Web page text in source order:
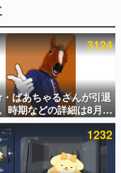
ュー数万以上！ などな
ァミ渾身の“殿堂入り”記
製作時のエピソードをお
）とは何か？を探ってい
赫本』は、〈試験問題〉
。
3124
ばあちゃるさんが引退
時期などの詳細は8月9
らの配信で説明
1232